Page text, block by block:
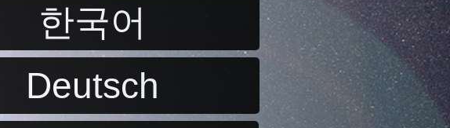
한국어
Deutsch